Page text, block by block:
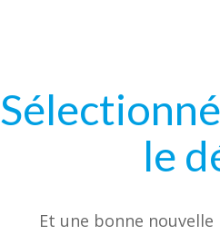
le
Et une bonne